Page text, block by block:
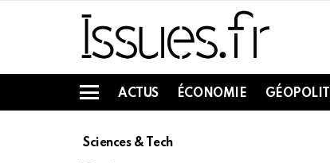
Menu
ACTUS ÉCONOMIE
Sciences & Tech